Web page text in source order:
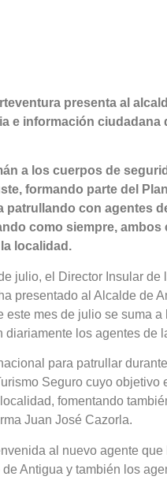
presenta al
e información ciudadana
a los cuerpos de
formando parte del
patrullando con agentes
como siempre,
localidad.
julio, el Director Insular
presentado al Alcalde de
este mes de julio se suma
los agentes de
para patrullar
Seguro cuyo
fomentando
Juan José Cazorla.
al nuevo agente
Antigua y también los